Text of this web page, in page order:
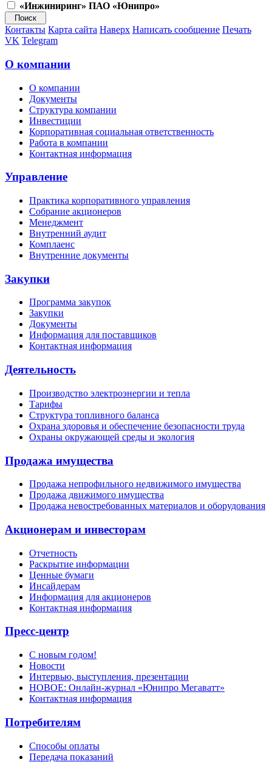
«Инжиниринг» ПАО «Юнипро»
Контакты Карта сайта Наверх Написать сообщение Печать
VK Telegram
О компании
О компании
Документы
Структура компании
Инвестиции
Корпоративная социальная ответственность
Работа в компании
Контактная информация
Управление
Практика корпоративного управления
Собрание акционеров
Менеджмент
Внутренний аудит
Комплаенс
Внутренние документы
Закупки
Программа закупок
Закупки
Документы
Информация для поставщиков
Контактная информация
Деятельность
Производство электроэнергии и тепла
Тарифы
Структура топливного баланса
Охрана здоровья и обеспечение безопасности труда
Охраны окружающей среды и экология
Продажа имущества
Продажа непрофильного недвижимого имущества
Продажа движимого имущества
Продажа невостребованных материалов и оборудования
Акционерам и инвесторам
Отчетность
Раскрытие информации
Ценные бумаги
Инсайдерам
Информация для акционеров
Контактная информация
Пресс-центр
С новым годом!
Новости
Интервью, выступления, презентации
НОВОЕ: Онлайн-журнал «Юнипро Мегаватт»
Контактная информация
Потребителям
Способы оплаты
Передача показаний